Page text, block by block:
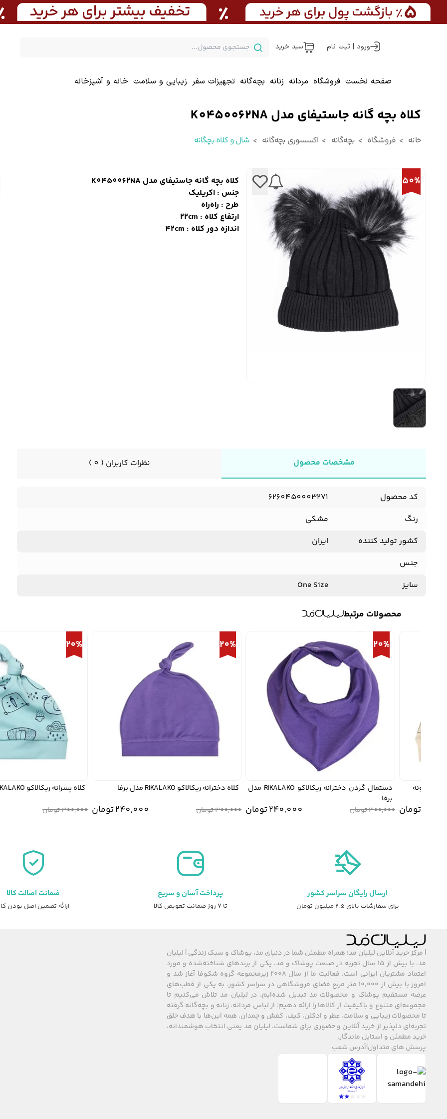
سبد خرید ورود | ثبت نام
صفحه نخست فروشگاه مردانه زنانه بچه‌گانه تجهیزات سفر زیبایی و سلامت خانه و آشپزخانه
کلاه بچه گانه جاستیفای مدل K0450062NA
خانه فروشگاه بچه‌گانه اکسسوری بچه‌گانه شال و کلاه بچگانه
50%
کلاه بچه گانه جاستیفای مدل K0450062NA
جنس : اکریلیک
طرح : راه‌راه
ارتفاع کلاه : 22cm
اندازه دور کلاه : 42cm
مشخصات محصول نظرات کاربران ( 0 )
کد محصول
6260450003271
رنگ
مشکی
کشور تولید کننده
ایران
جنس
سایز
One Size
محصولات مرتبط
تومان
20%
دستمال گردن دخترانه ریکالاکو RIKALAKO مدل
برفا
300,000تومان
قیمت
240,000تومانقیمت
20%
کلاه دخترانه ریکالاکو RIKALAKO مدل برفا
300,000تومان 240,000تومان
20%
کلاه پسرانه ریکالاکو RIKALAKO مدل شاهان
300,000تومان
ارسال رایگان سراسر کشور
برای سفارشات بالای ۲.۵ میلیون تومان
پرداخت آسان و سریع
تا ۷ روز ضمانت تعویض کالا
ضمانت اصالت کالا
ارائه تضمین اصل بودن
| مرکز خرید آنلاین لیلیان مد؛ همراه مطمئن شما در دنیای مد، پوشاک و سبک زندگی | لیلیان
مد، با بیش از ۱۵ سال تجربه در صنعت پوشاک و مد، یکی از برندهای شناخته‌شده و مورد
اعتماد مشتریان ایرانی است. فعالیت ما از سال ۲۰۰۸ زیرمجموعه گروه شکوفا آغاز شد و
امروز با بیش از ۱۰٬۰۰۰ متر مربع فضای فروشگاهی در سراسر کشور، به یکی از قطب‌های
عرضه مستقیم پوشاک و محصولات مد تبدیل شده‌ایم. در لیلیان مد تلاش می‌کنیم تا
مجموعه‌ای متنوع و باکیفیت از کالاها را ارائه دهیم؛ از لباس مردانه، زنانه و بچه‌گانه گرفته
تا محصولات زیبایی و سلامت، عطر و ادکلن، کیف، کفش و چمدان. همه این‌ها با هدف خلق
تجربه‌ای دلپذیر از خرید آنلاین و حضوری برای شماست. لیلیان مد یعنی انتخاب هوشمندانه،
خرید مطمئن و استایل ماندگار.
پرسش های متداول|آدرس شعب